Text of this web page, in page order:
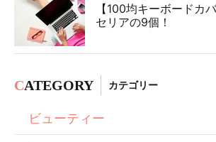
【100均キーボードカ
セリアの9個！
CATEGORY カテゴリー
ビューティー